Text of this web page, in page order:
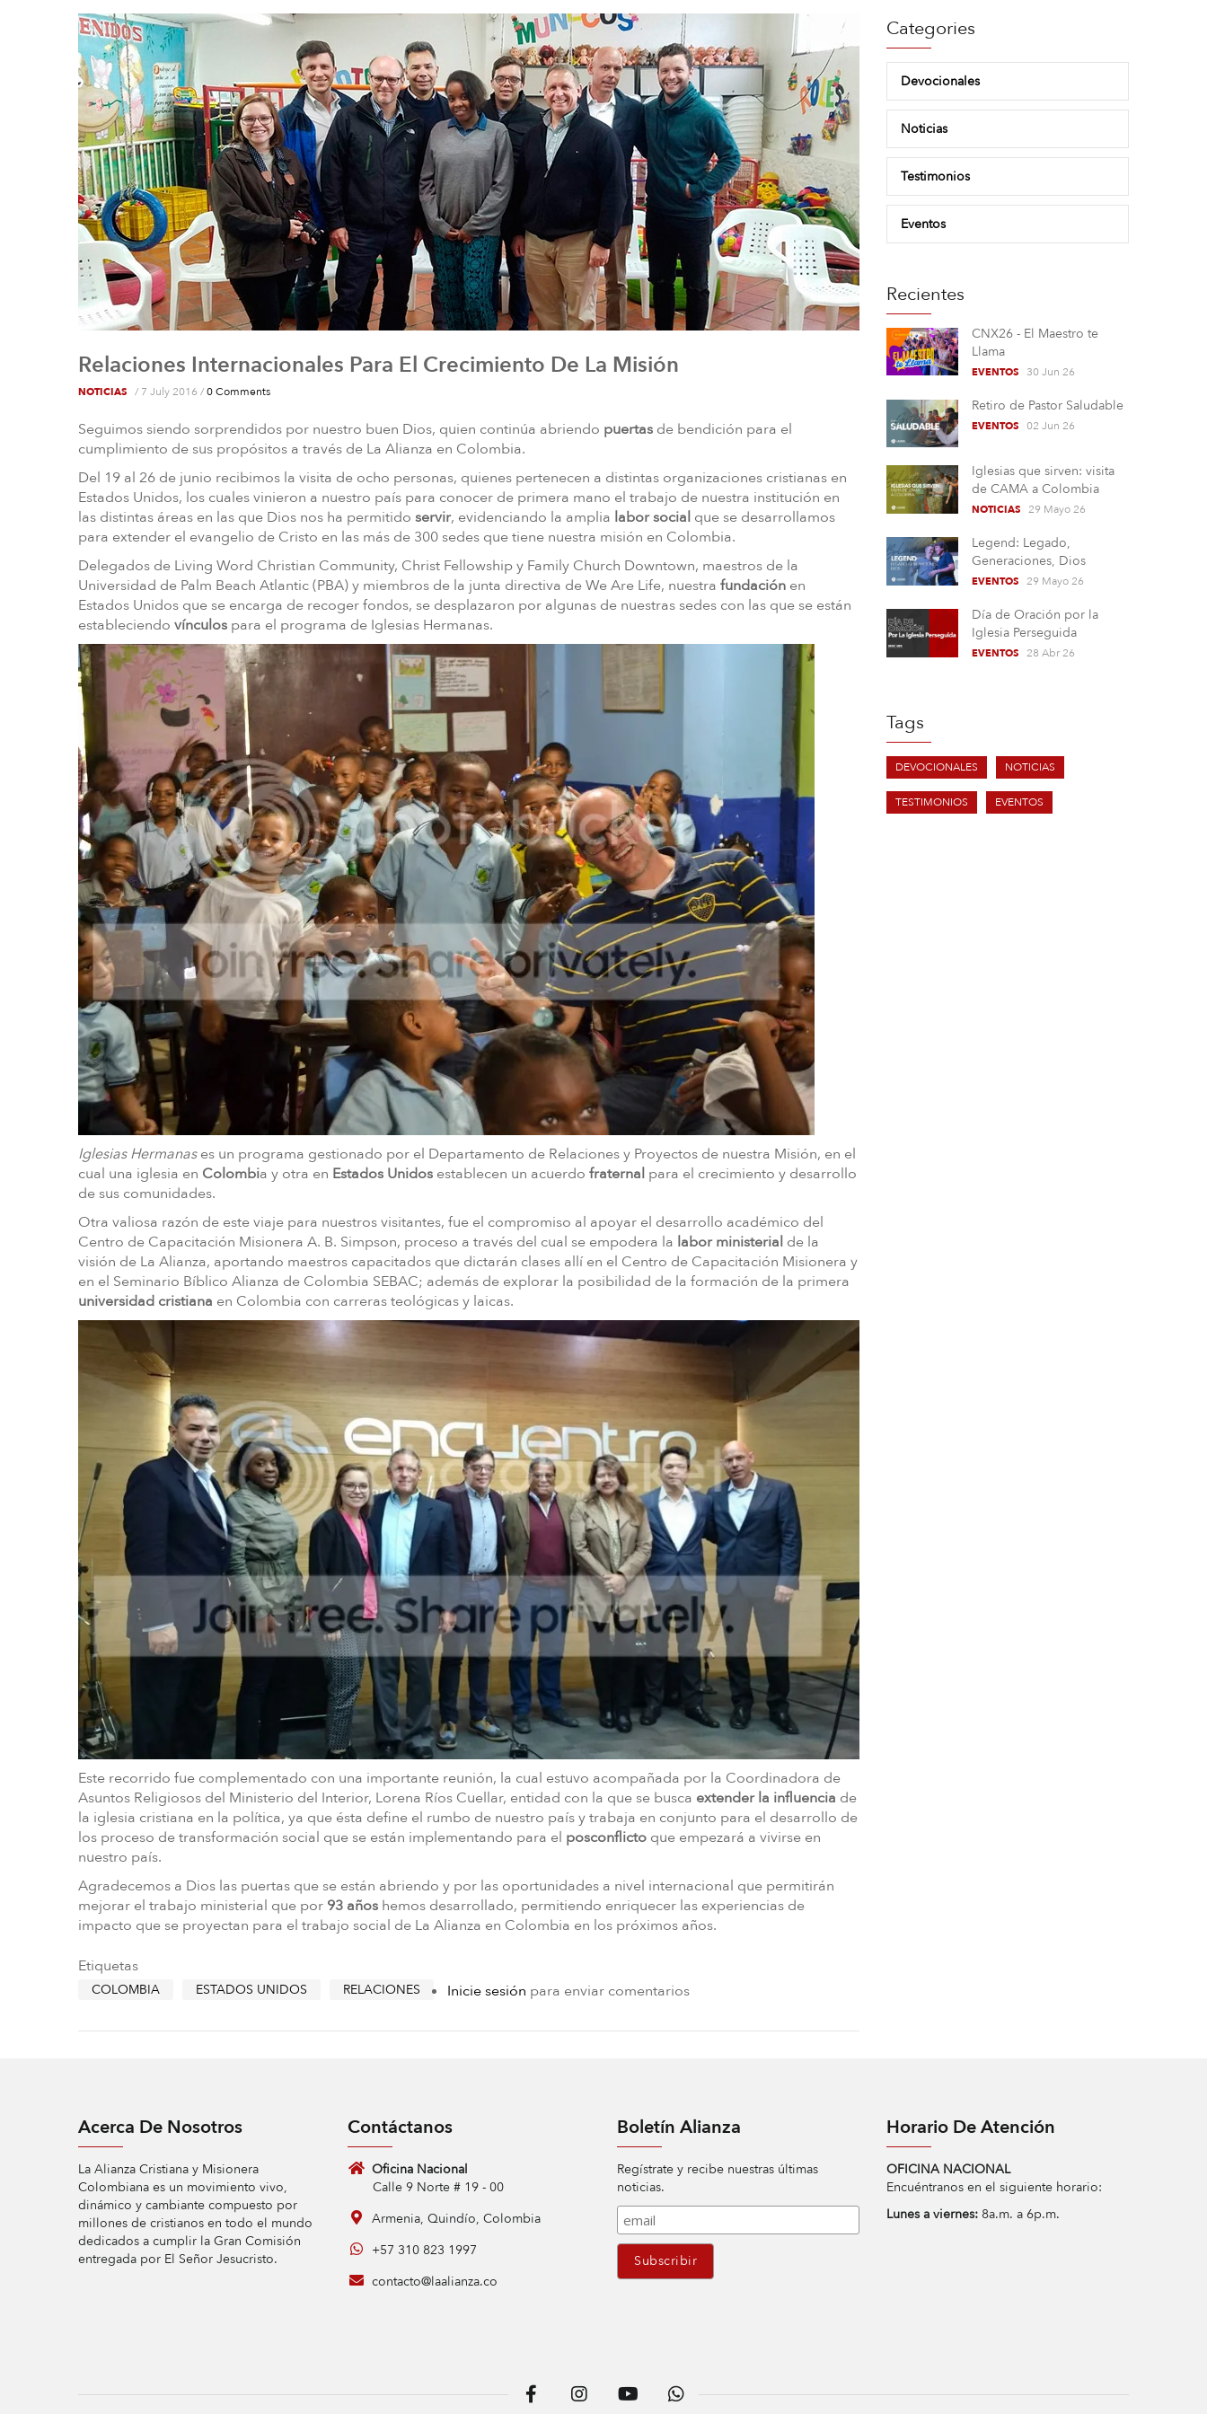
la
navegación
Relaciones Internacionales Para El Crecimiento De La Misión
NOTICIAS / 7 July 2016 /0 Comments
Seguimos siendo sorprendidos por nuestro buen Dios, quien continúa abriendo puertas de bendición para el
cumplimiento de sus propósitos a través de La Alianza en Colombia.
Del 19 al 26 de junio recibimos la visita de ocho personas, quienes pertenecen a distintas organizaciones cristianas en
Estados Unidos, los cuales vinieron a nuestro país para conocer de primera mano el trabajo de nuestra institución en
las distintas áreas en las que Dios nos ha permitido servir, evidenciando la amplia labor social que se desarrollamos
para extender el evangelio de Cristo en las más de 300 sedes que tiene nuestra misión en Colombia.
Delegados de Living Word Christian Community, Christ Fellowship y Family Church Downtown, maestros de la
Universidad de Palm Beach Atlantic (PBA) y miembros de la junta directiva de We Are Life, nuestra fundación en
Estados Unidos que se encarga de recoger fondos, se desplazaron por algunas de nuestras sedes con las que se están
estableciendo vínculos para el programa de Iglesias Hermanas.
Iglesias Hermanases un programa gestionado por el Departamento de Relaciones y Proyectos de nuestra Misión, en el
cual una iglesia en Colombia y otra en Estados Unidos establecen un acuerdo fraternal para el crecimiento y desarrollo
de sus comunidades.
Otra valiosa razón de este viaje para nuestros visitantes, fue el compromiso al apoyar el desarrollo académico del
Centro de Capacitación Misionera A. B. Simpson, proceso a través del cual se empodera la labor ministerial de la
visión de La Alianza, aportando maestros capacitados que dictarán clases allí en el Centro de Capacitación Misionera y
en el Seminario Bíblico Alianza de Colombia SEBAC; además de explorar la posibilidad de la formación de la primera
universidad cristiana en Colombia con carreras teológicas y laicas.
Este recorrido fue complementado con una importante reunión, la cual estuvo acompañada por la Coordinadora de
Asuntos Religiosos del Ministerio del Interior, Lorena Ríos Cuellar, entidad con la que se busca extender la influencia de
la iglesia cristiana en la política, ya que ésta define el rumbo de nuestro país y trabaja en conjunto para el desarrollo de
los proceso de transformación social que se están implementando para el posconflicto que empezará a vivirse en
nuestro país.
Agradecemos a Dios las puertas que se están abriendo y por las oportunidades a nivel internacional que permitirán
mejorar el trabajo ministerial que por 93 años hemos desarrollado, permitiendo enriquecer las experiencias de
impacto que se proyectan para el trabajo social de La Alianza en Colombia en los próximos años.
Etiquetas
COLOMBIA ESTADOS UNIDOS RELACIONES Inicie sesión para enviar comentarios
Categories
Devocionales
Noticias
Testimonios
Eventos
Recientes
CNX26 - El Maestro te
Llama
EVENTOS 30 Jun 26
Retiro de Pastor Saludable
EVENTOS 02 Jun 26
Iglesias que sirven: visita
de CAMA a Colombia
NOTICIAS 29 Mayo 26
Legend: Legado,
Generaciones, Dios
EVENTOS 29 Mayo 26
Día de Oración por la
Iglesia Perseguida
EVENTOS 28 Abr 26
Tags
DEVOCIONALES NOTICIAS
TESTIMONIOS EVENTOS
Acerca De Nosotros
La Alianza Cristiana y Misionera
Colombiana es un movimiento vivo,
dinámico y cambiante compuesto por
millones de cristianos en todo el mundo
dedicados a cumplir la Gran Comisión
entregada por El Señor Jesucristo.
Contáctanos
Oficina Nacional
Calle 9 Norte # 19 - 00
Armenia, Quindío, Colombia
+57 310 823 1997
contacto@laalianza.co
Boletín Alianza
Regístrate y recibe nuestras últimas
noticias.
Horario De Atención
OFICINA NACIONAL
Encuéntranos en el siguiente horario:
Lunes a viernes: 8a.m. a 6p.m.